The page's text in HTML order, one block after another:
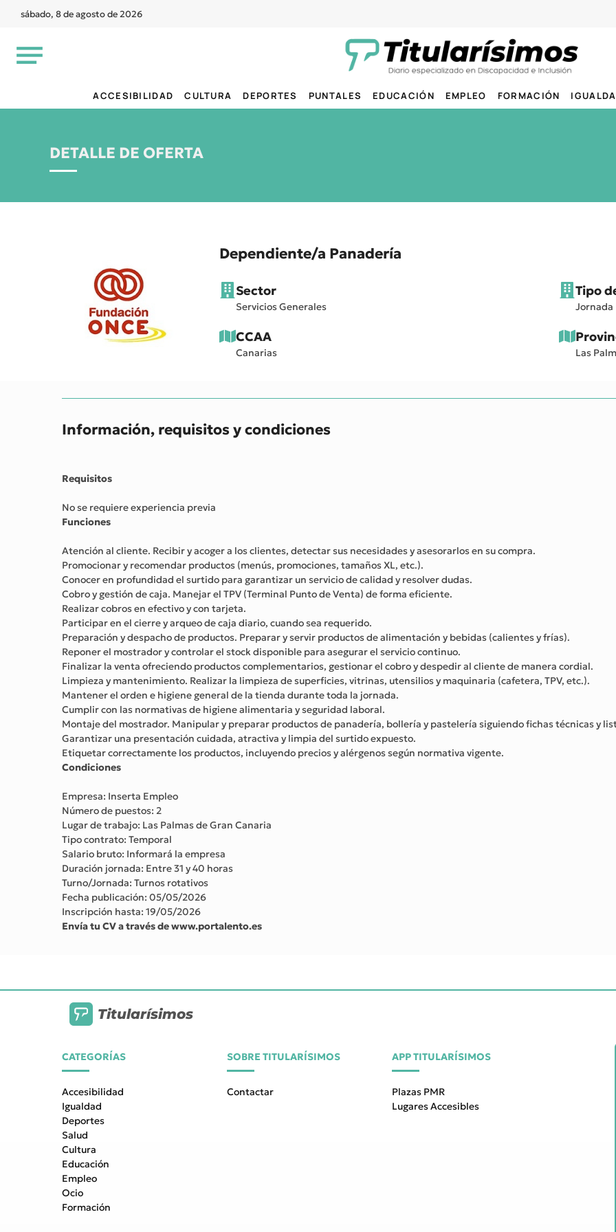
sábado, 8 de agosto de 2026
ACCESIBILIDAD CULTURA DEPORTES PUNTALES EDUCACIÓN EMPLEO FORMACIÓN
DETALLE DE OFERTA
Dependiente/a Panadería
Sector
Servicios Generales
CCAA
Canarias
Tipo
Jornada
Las
Información, requisitos y condiciones
Requisitos
No se requiere experiencia previa
Funciones
Atención al cliente. Recibir y acoger a los clientes, detectar sus necesidades y asesorarlos en su compra.
Promocionar y recomendar productos (menús, promociones, tamaños XL, etc.).
Conocer en profundidad el surtido para garantizar un servicio de calidad y resolver dudas.
Cobro y gestión de caja. Manejar el TPV (Terminal Punto de Venta) de forma eficiente.
Realizar cobros en efectivo y con tarjeta.
Participar en el cierre y arqueo de caja diario, cuando sea requerido.
Preparación y despacho de productos. Preparar y servir productos de alimentación y bebidas (calientes y frías).
Reponer el mostrador y controlar el stock disponible para asegurar el servicio continuo.
Finalizar la venta ofreciendo productos complementarios, gestionar el cobro y despedir al cliente de manera cordial.
Limpieza y mantenimiento. Realizar la limpieza de superficies, vitrinas, utensilios y maquinaria (cafetera, TPV, etc.).
Mantener el orden e higiene general de la tienda durante toda la jornada.
Cumplir con las normativas de higiene alimentaria y seguridad laboral.
Montaje del mostrador. Manipular y preparar productos de panadería, bollería y pastelería siguiendo fichas técnicas y
Garantizar una presentación cuidada, atractiva y limpia del surtido expuesto.
Etiquetar correctamente los productos, incluyendo precios y alérgenos según normativa vigente.
Condiciones
Empresa: Inserta Empleo
Número de puestos: 2
Lugar de trabajo: Las Palmas de Gran Canaria
Tipo contrato: Temporal
Salario bruto: Informará la empresa
Duración jornada: Entre 31 y 40 horas
Turno/Jornada: Turnos rotativos
Fecha publicación: 05/05/2026
Inscripción hasta: 19/05/2026
Envía tu CV a través de www.portalento.es
Titularísimos
CATEGORÍAS
Accesibilidad
Igualdad
Deportes
Salud
Cultura
Educación
Empleo
Ocio
Formación
SOBRE TITULARÍSIMOS
Contactar
APP TITULARÍSIMOS
Plazas PMR
Lugares Accesibles